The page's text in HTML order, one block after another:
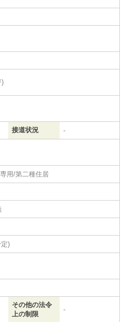
)
接道状況 -
用/第二種住居
)
その他の法令
上の制限
-